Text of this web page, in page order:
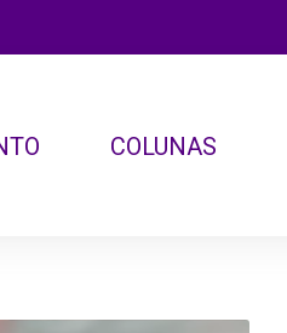
COLUNAS